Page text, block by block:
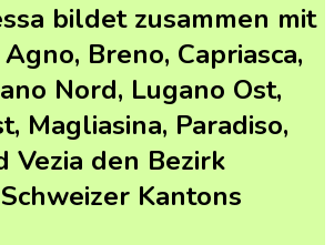
bildet zusammen mit
Breno, Capriasca,
Nord, Lugano Ost,
Magliasina, Paradiso,
Vezia den Bezirk
Kantons